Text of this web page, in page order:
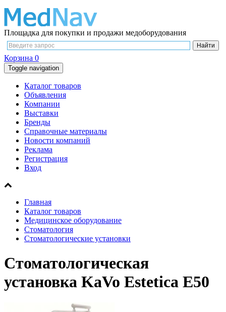
Площадка для покупки и продажи медоборудования
Корзина 0
Toggle navigation
Каталог товаров
Объявления
Компании
Выставки
Бренды
Справочные материалы
Новости компаний
Реклама
Регистрация
Вход
Главная
Каталог товаров
Медицинское оборудование
Стоматология
Стоматологические установки
Стоматологическая
установка KaVo Estetica E50